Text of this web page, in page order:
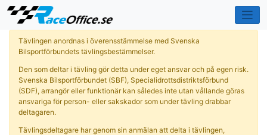
Tävlingen anordnas i överensstämmelse med Svenska
Bilsportförbundets tävlingsbestämmelser.
Den som deltar i tävling gör detta under eget ansvar och på egen risk.
Svenska Bilsportförbundet (SBF), Specialidrottsdistriktsförbund
(SDF), arrangör eller funktionär kan således inte utan vållande göras
ansvariga för person- eller sakskador som under tävling drabbar
deltagaren.
Tävlingsdeltagare har genom sin anmälan att delta i tävlingen,